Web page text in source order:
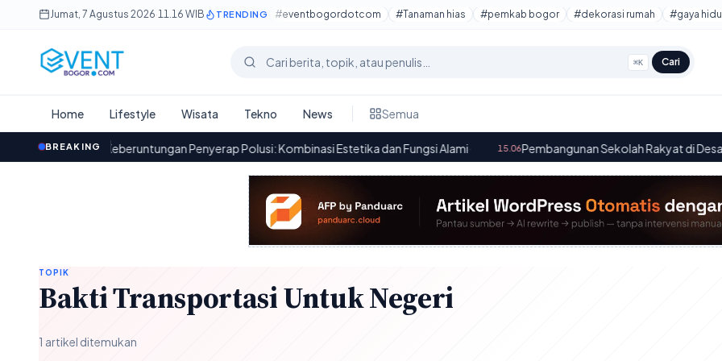
Lewati ke konten utama
Jumat, 7 Agustus 2026·11.16 WIB TRENDING #eventbogordotcom #Tanaman hias #pemkab bogor #dekorasi rumah #gaya
Cari berita ⌘K Cari
Home Lifestyle Wisata Tekno News Semua
BREAKING
Keberuntungan Penyerap Polusi: Kombinasi Estetika dan Fungsi Alami· 15.06 Pembangunan Sekolah Rakyat di Desa Sipak,
TOPIK
Bakti Transportasi Untuk Negeri
1 artikel ditemukan